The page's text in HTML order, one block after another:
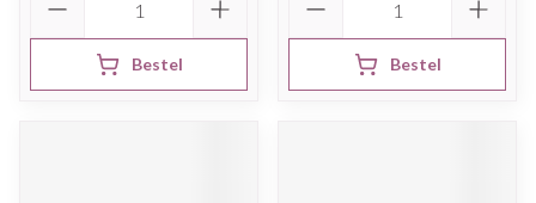
Bestel Bestel